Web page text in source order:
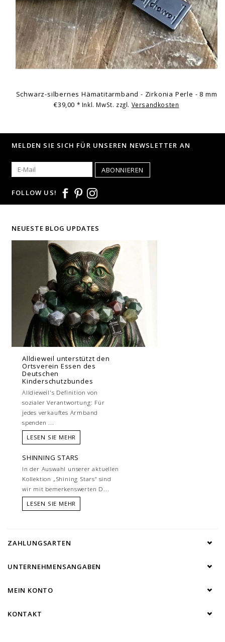
Schwarz-silbernes Hämatitarmband - Zirkonia Perle - 8 mm
€39,00 * Inkl. MwSt. zzgl. Versandkosten
MELDEN SIE SICH FÜR UNSEREN NEWSLETTER AN
ABONNIEREN
FOLLOW US!
NEUESTE BLOG UPDATES
Alldieweil unterstützt den
Ortsverein Essen des
Deutschen
Kinderschutzbundes
Alldieweil's Definition von
sozialer Verantwortung: Für
jedes verkauftes Armband
spenden ...
LESEN SIE MEHR
SHINNING STARS
In der Auswahl unserer aktuellen
Kollektion „Shining Stars“ sind
wir mit bemerkenswerten D...
LESEN SIE MEHR
ZAHLUNGSARTEN
UNTERNEHMENSANGABEN
MEIN KONTO
KONTAKT